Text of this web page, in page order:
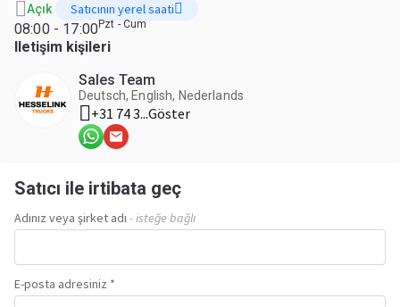
Açık Satıcının yerel saati
08:00 - 17:00Pzt - Cum
Iletişim kişileri
Sales Team
Deutsch, English, Nederlands
+31 74 3...Göster
Satıcı ile irtibata geç
Adınız veya şirket adı - isteğe bağlı
E-posta adresiniz *